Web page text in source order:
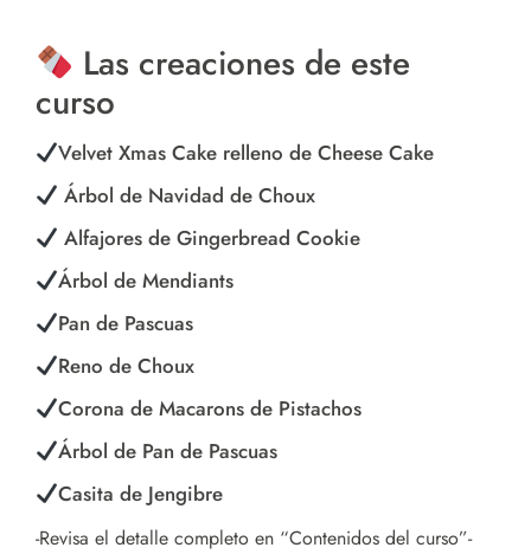
Las creaciones de este
curso
Velvet Xmas Cake relleno de Cheese Cake
Árbol de Navidad de Choux
Alfajores de Gingerbread Cookie
Árbol de Mendiants
Pan de Pascuas
Reno de Choux
Corona de Macarons de Pistachos
Árbol de Pan de Pascuas
Casita de Jengibre
-Revisa el detalle completo en “Contenidos del curso”-